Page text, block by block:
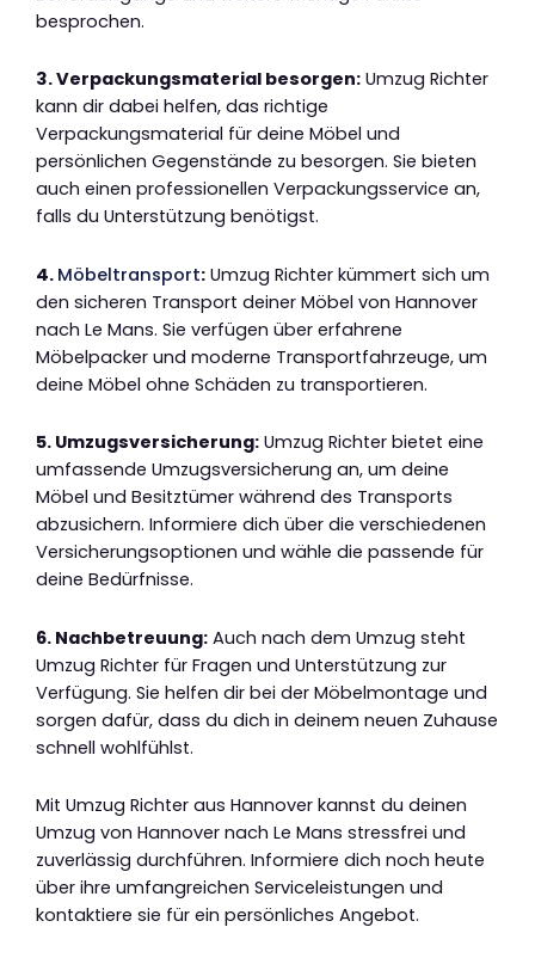
besprochen.
3. Verpackungsmaterial besorgen: Umzug Richter
kann dir dabei helfen, das richtige
Verpackungsmaterial für deine Möbel und
persönlichen Gegenstände zu besorgen. Sie bieten
auch einen professionellen Verpackungsservice an,
falls du Unterstützung benötigst.
4. Möbeltransport: Umzug Richter kümmert sich um
den sicheren Transport deiner Möbel von Hannover
nach Le Mans. Sie verfügen über erfahrene
Möbelpacker und moderne Transportfahrzeuge, um
deine Möbel ohne Schäden zu transportieren.
5. Umzugsversicherung: Umzug Richter bietet eine
umfassende Umzugsversicherung an, um deine
Möbel und Besitztümer während des Transports
abzusichern. Informiere dich über die verschiedenen
Versicherungsoptionen und wähle die passende für
deine Bedürfnisse.
6. Nachbetreuung: Auch nach dem Umzug steht
Umzug Richter für Fragen und Unterstützung zur
Verfügung. Sie helfen dir bei der Möbelmontage und
sorgen dafür, dass du dich in deinem neuen Zuhause
schnell wohlfühlst.
Mit Umzug Richter aus Hannover kannst du deinen
Umzug von Hannover nach Le Mans stressfrei und
zuverlässig durchführen. Informiere dich noch heute
über ihre umfangreichen Serviceleistungen und
kontaktiere sie für ein persönliches Angebot.